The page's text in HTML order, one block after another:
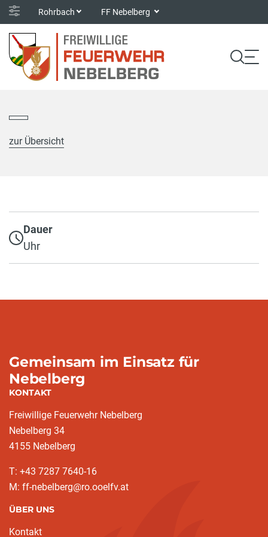
Rohrbach FF Nebelberg
zur Übersicht
Dauer
Uhr
Gemeinsam im Einsatz für
Nebelberg
KONTAKT
Freiwillige Feuerwehr Nebelberg
Nebelberg 34
4155 Nebelberg
T: +43 7287 7640-16
M: ff-nebelberg@ro.ooelfv.at
ÜBER UNS
Kontakt